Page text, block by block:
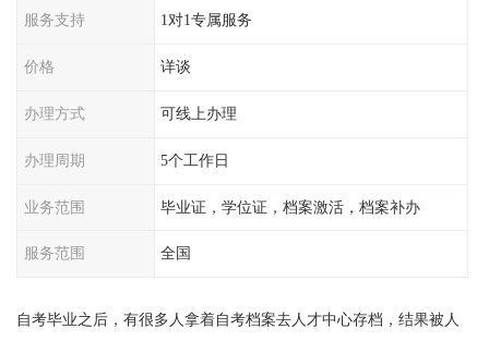
服务支持 1对1专属服务
价格 详谈
办理方式 可线上办理
办理周期 5个工作日
业务范围 毕业证，学位证，档案激活，档案补办
服务范围 全国
自考毕业之后，有很多人拿着自考档案去人才中心存档，结果被人